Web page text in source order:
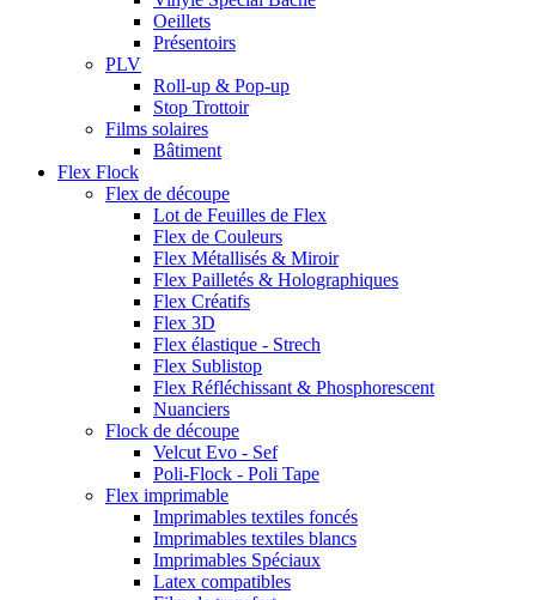
Oeillets
Présentoirs
PLV
Roll-up & Pop-up
Stop Trottoir
Films solaires
Bâtiment
Flex Flock
Flex de découpe
Lot de Feuilles de Flex
Flex de Couleurs
Flex Métallisés & Miroir
Flex Pailletés & Holographiques
Flex Créatifs
Flex 3D
Flex élastique - Strech
Flex Sublistop
Flex Réfléchissant & Phosphorescent
Nuanciers
Flock de découpe
Velcut Evo - Sef
Poli-Flock - Poli Tape
Flex imprimable
Imprimables textiles foncés
Imprimables textiles blancs
Imprimables Spéciaux
Latex compatibles